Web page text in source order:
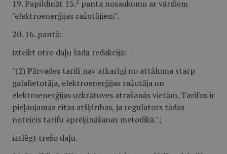
19. Papildināt 15. panta nosaukumu ar vārdiem
"elektroenerģijas ražotājiem".
20. 16. pantā:
izteikt otro daļu šādā redakcijā:
"(2) Pārvades tarifi nav atkarīgi no attāluma starp
galalietotāja, elektroenerģijas ražotāja un
elektroenerģijas uzkrātuves atrašanās vietām. Tarifos ir
pieļaujamas citas atšķirības, ja regulators tādas
noteicis tarifu aprēķināšanas metodikā.";
izslēgt trešo daļu.